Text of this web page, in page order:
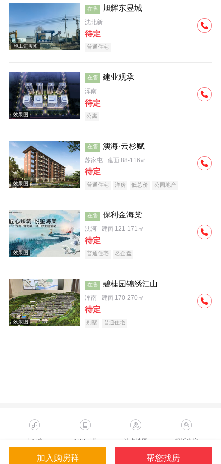
实景图
交通图
效果图
施工进度图
在售 旭辉东昱城
沈北新
待定
普通住宅
在售 建业观承
浑南
待定
公寓
在售 澳海·云杉赋
苏家屯 建面 88-116㎡
待定
普通住宅 洋房 低总价 公园地产
在售 保利金海棠
沈河 建面 121-171㎡
待定
普通住宅 名企盘
在售 碧桂园锦绣江山
浑南 建面 170-270㎡
待定
别墅 普通住宅
加入购房群 帮您找房
小程序 APP下载 站点地图 投诉建议